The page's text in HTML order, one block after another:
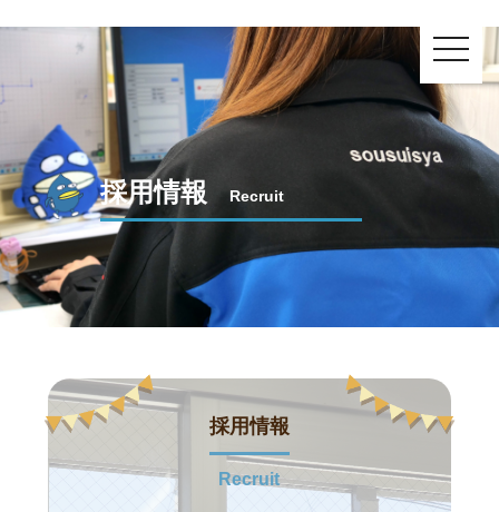
toggle
採用情報 Recruit
採用情報
Recruit